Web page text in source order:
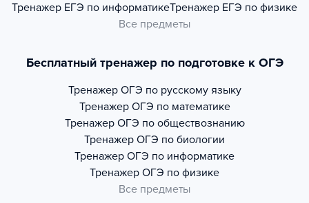
Тренажер ЕГЭ по информатикеТренажер ЕГЭ по физике
Все предметы
Бесплатный тренажер по подготовке к ОГЭ
Тренажер ОГЭ по русскому языку
Тренажер ОГЭ по математике
Тренажер ОГЭ по обществознанию
Тренажер ОГЭ по биологии
Тренажер ОГЭ по информатике
Тренажер ОГЭ по физике
Все предметы